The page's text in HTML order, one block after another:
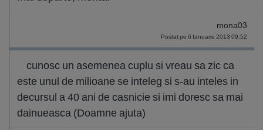
mona03
Postat pe 6 Ianuarie 2013 09:52
cunosc un asemenea cuplu si vreau sa zic ca
este unul de milioane se inteleg si s-au inteles in
decursul a 40 ani de casnicie si imi doresc sa mai
dainueasca (Doamne ajuta)